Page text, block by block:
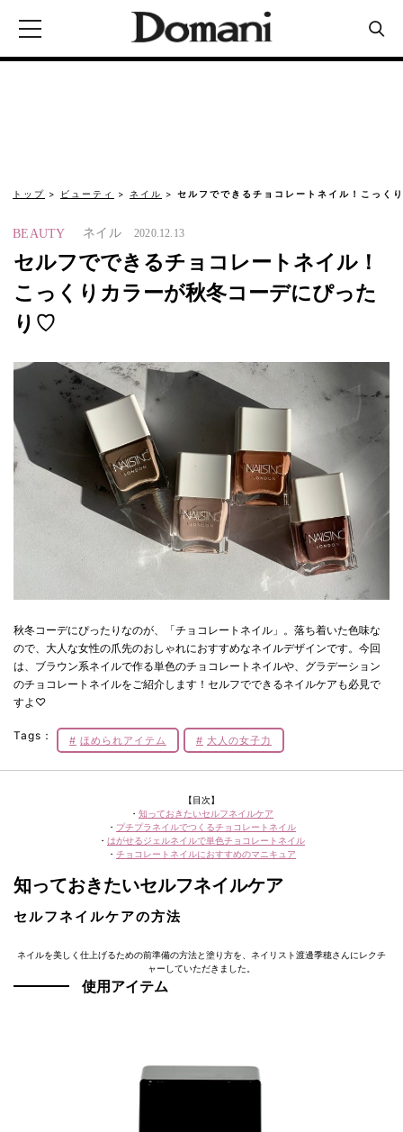
トップ ビューティ ネイル セルフでできるチョコレートネイル！こっく
BEAUTY ネイル 2020.12.13
セルフでできるチョコレートネイル！
こっくりカラーが秋冬コーデにぴった
り♡
秋冬コーデにぴったりなのが、「チョコレートネイル」。落ち着いた色味な
ので、大人な女性の爪先のおしゃれにおすすめなネイルデザインです。今回
は、ブラウン系ネイルで作る単色のチョコレートネイルや、グラデーション
のチョコレートネイルをご紹介します！セルフでできるネイルケアも必見で
すよ♡
Tags： ほめられアイテム 大人の女子力
【目次】
・ 知っておきたいセルフネイルケア
・ プチプラネイルでつくるチョコレートネイル
・ はがせるジェルネイルで単色チョコレートネイル
・ チョコレートネイルにおすすめのマニキュア
知っておきたいセルフネイルケア
セルフネイルケアの方法
ネイルを美しく仕上げるための前準備の方法と塗り方を、ネイリスト渡邊季穂さんにレクチ
ャーしていただきました。
使用アイテム